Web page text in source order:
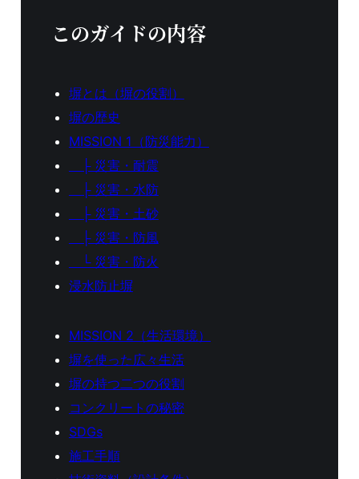
このガイドの内容
塀とは（塀の役割）
塀の歴史
MISSION 1（防災能力）
├ 災害・耐震
├ 災害・水防
├ 災害・土砂
├ 災害・防風
└ 災害・防火
浸水防止塀
MISSION 2（生活環境）
塀を使った広々生活
塀の持つ二つの役割
コンクリートの秘密
SDGs
施工手順